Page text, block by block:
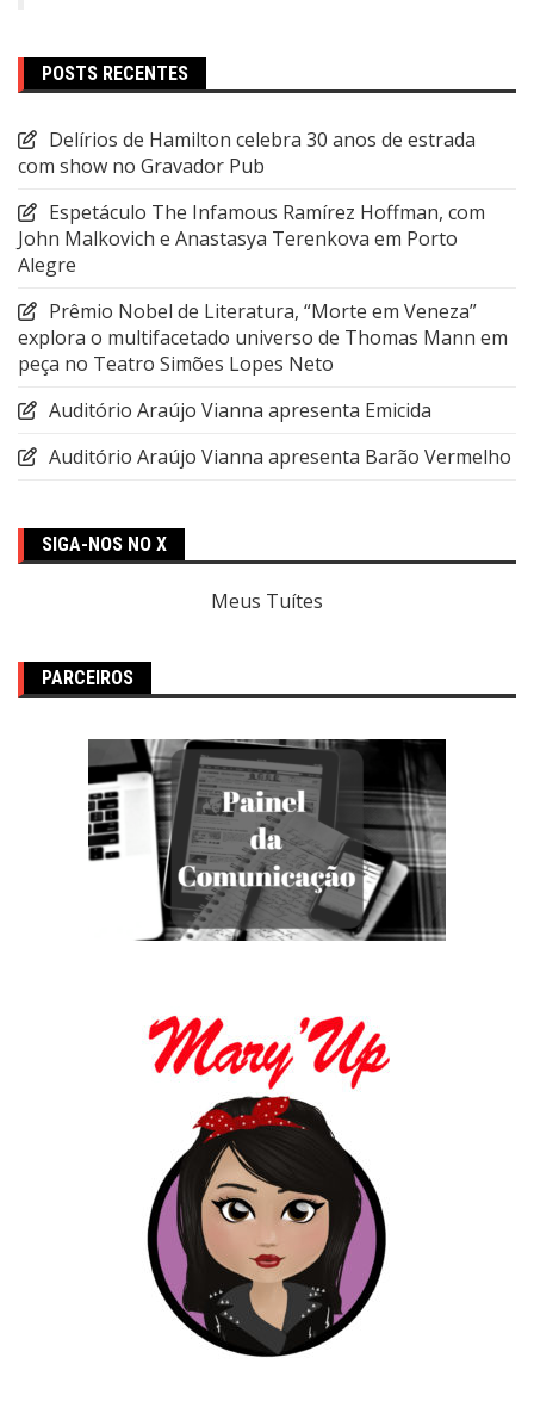
POSTS RECENTES
Delírios de Hamilton celebra 30 anos de estrada
com show no Gravador Pub
Espetáculo The Infamous Ramírez Hoffman, com
John Malkovich e Anastasya Terenkova em Porto
Alegre
Prêmio Nobel de Literatura, “Morte em Veneza”
explora o multifacetado universo de Thomas Mann em
peça no Teatro Simões Lopes Neto
Auditório Araújo Vianna apresenta Emicida
Auditório Araújo Vianna apresenta Barão Vermelho
SIGA-NOS NO X
Meus Tuítes
PARCEIROS